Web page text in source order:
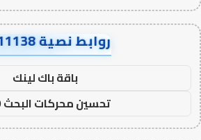
روابط نصية AA11138
باقة باك لينك
تحسين محركات البحث SEO